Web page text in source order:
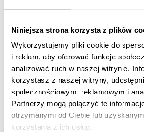
Niniejsza strona korzysta z plików
Wykorzystujemy pliki cookie do
i reklam, aby oferować funkcje
analizować ruch w naszej witrynie.
korzystasz z naszej witryny,
społecznościowym, reklamowym i
Partnerzy mogą połączyć te
otrzymanymi od Ciebie lub
korzystania z ich usług.
✅Stworzone z myślą o usługach
Dzięki dostosowaniu do wymagań
regulowanym podmiotom finansowym
naszej platformy z pełnym
solidne mechanizmy zarządzania,
oraz kontrolę ciągłości działania.
Współpracuj z PeopleForce – bądź
i zgodny z przepisami.